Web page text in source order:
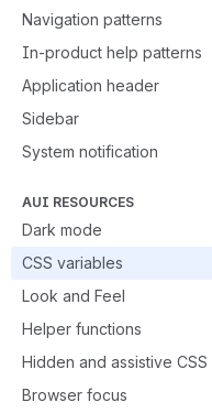
Navigation patterns
In-product help patterns
Application header
Sidebar
System notification
AUI RESOURCES
Dark mode
CSS variables
Look and Feel
Helper functions
Hidden and assistive CSS
Browser focus